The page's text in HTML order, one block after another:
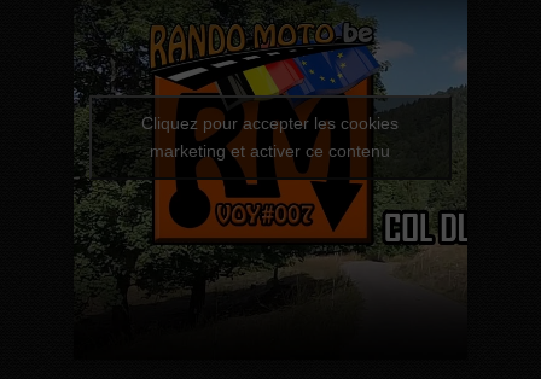
Cliquez pour accepter les cookies
marketing et activer ce contenu